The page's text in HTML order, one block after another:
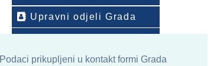
Podaci prikupljeni u kontakt formi Grada
Upravni odjeli Grada
ONLINE arhiv sadržaja